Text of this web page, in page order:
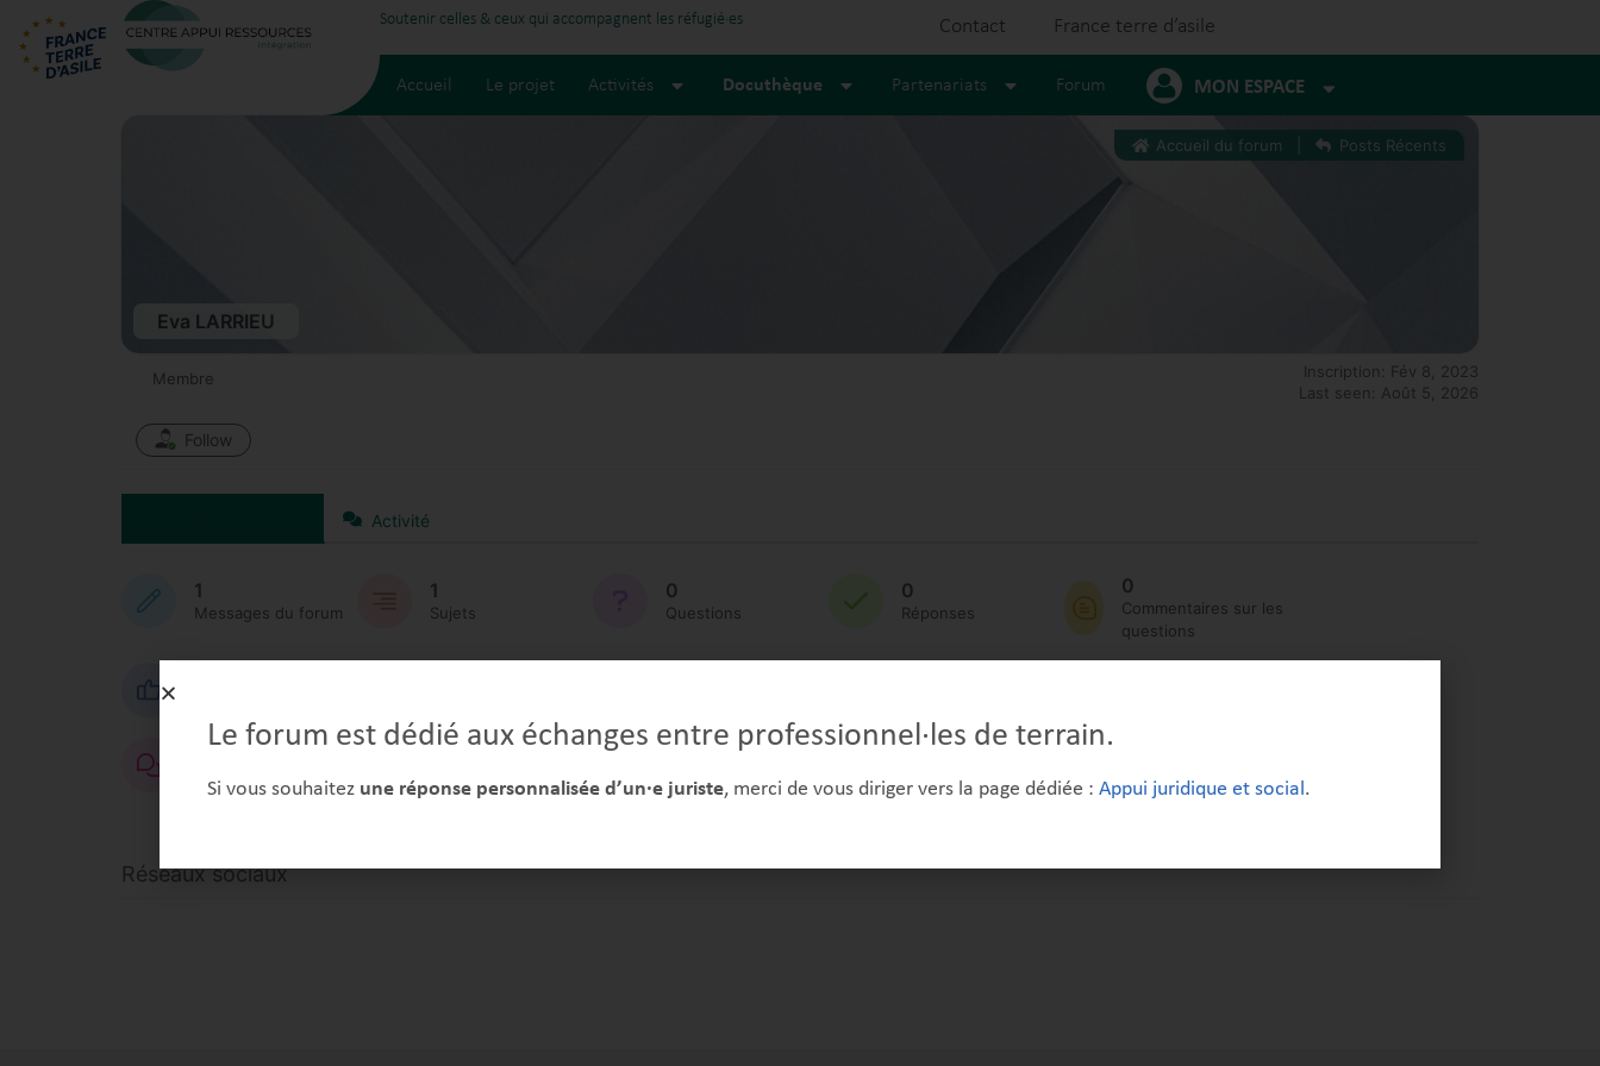
Soutenir celles & ceux qui accompagnent les réfugié·es Contact France terre d’asile
Accueil Le projet Activités Docuthèque Partenariats Forum MON ESPACE
Eva LARRIEU
Accueil du forum Posts Récents
Membre
Inscription: Fév 8, 2023
Last seen: Août 5, 2026
Follow
Activité
1
Messages du forum
1
Sujets
0
Questions
0
Réponses
0
Commentaires sur les
questions
Commentaires
Réseaux sociaux
Le forum est dédié aux échanges entre professionnel·les de terrain.
Si vous souhaitez une réponse personnalisée d’un·e juriste, merci de vous diriger vers la page dédiée :Appui juridique et social.